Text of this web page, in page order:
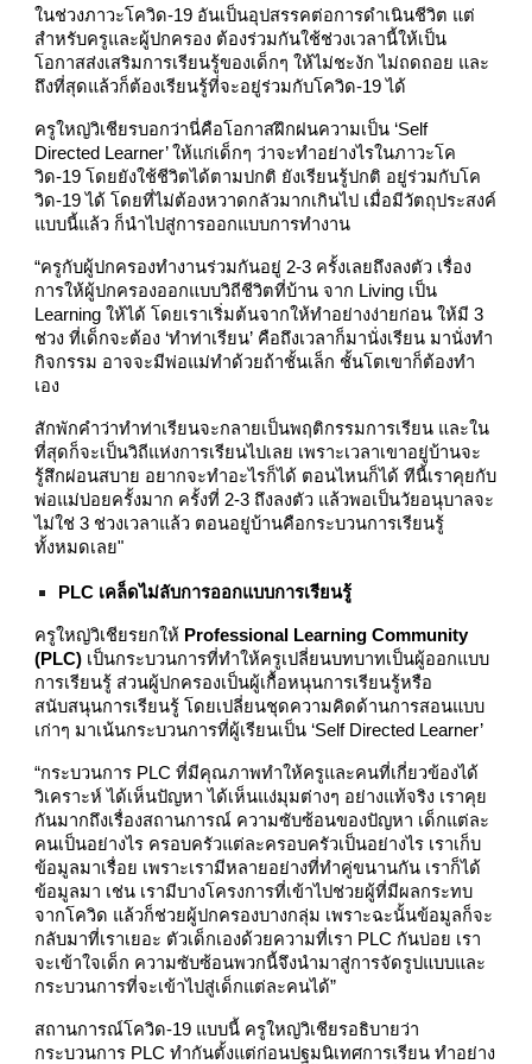
ในช่วงภาวะโควิด-19 อันเป็นอุปสรรคต่อการดำเนินชีวิต แต่
สำหรับครูและผู้ปกครอง ต้องร่วมกันใช้ช่วงเวลานี้ให้เป็น
โอกาสส่งเสริมการเรียนรู้ของเด็กๆ ให้ไม่ชะงัก ไม่ถดถอย และ
ถึงที่สุดแล้วก็ต้องเรียนรู้ที่จะอยู่ร่วมกับโควิด-19 ได้
ครูใหญ่วิเชียรบอกว่านี่คือโอกาสฝึกฝนความเป็น ‘Self
Directed Learner’ ให้แก่เด็กๆ ว่าจะทำอย่างไรในภาวะโค
วิด-19 โดยยังใช้ชีวิตได้ตามปกติ ยังเรียนรู้ปกติ อยู่ร่วมกับโค
วิด-19 ได้ โดยที่ไม่ต้องหวาดกลัวมากเกินไป เมื่อมีวัตถุประสงค์
แบบนี้แล้ว ก็นำไปสู่การออกแบบการทำงาน
“ครูกับผู้ปกครองทำงานร่วมกันอยู่ 2-3 ครั้งเลยถึงลงตัว เรื่อง
การให้ผู้ปกครองออกแบบวิถีชีวิตที่บ้าน จาก Living เป็น
Learning ให้ได้ โดยเราเริ่มต้นจากให้ทำอย่างง่ายก่อน ให้มี 3
ช่วง ที่เด็กจะต้อง ‘ทำท่าเรียน’ คือถึงเวลาก็มานั่งเรียน มานั่งทำ
กิจกรรม อาจจะมีพ่อแม่ทำด้วยถ้าชั้นเล็ก ชั้นโตเขาก็ต้องทำ
เอง
สักพักคำว่าทำท่าเรียนจะกลายเป็นพฤติกรรมการเรียน และใน
ที่สุดก็จะเป็นวิถีแห่งการเรียนไปเลย เพราะเวลาเขาอยู่บ้านจะ
รู้สึกผ่อนสบาย อยากจะทำอะไรก็ได้ ตอนไหนก็ได้ ทีนี้เราคุยกับ
พ่อแม่บ่อยครั้งมาก ครั้งที่ 2-3 ถึงลงตัว แล้วพอเป็นวัยอนุบาลจะ
ไม่ใช่ 3 ช่วงเวลาแล้ว ตอนอยู่บ้านคือกระบวนการเรียนรู้
ทั้งหมดเลย"
PLC เคล็ดไม่ลับการออกแบบการเรียนรู้
ครูใหญ่วิเชียรยกให้ Professional Learning Community
(PLC) เป็นกระบวนการที่ทำให้ครูเปลี่ยนบทบาทเป็นผู้ออกแบบ
การเรียนรู้ ส่วนผู้ปกครองเป็นผู้เกื้อหนุนการเรียนรู้หรือ
สนับสนุนการเรียนรู้ โดยเปลี่ยนชุดความคิดด้านการสอนแบบ
เก่าๆ มาเน้นกระบวนการที่ผู้เรียนเป็น ‘Self Directed Learner’
“กระบวนการ PLC ที่มีคุณภาพทำให้ครูและคนที่เกี่ยวข้องได้
วิเคราะห์ ได้เห็นปัญหา ได้เห็นแง่มุมต่างๆ อย่างแท้จริง เราคุย
กันมากถึงเรื่องสถานการณ์ ความซับซ้อนของปัญหา เด็กแต่ละ
คนเป็นอย่างไร ครอบครัวแต่ละครอบครัวเป็นอย่างไร เราเก็บ
ข้อมูลมาเรื่อย เพราะเรามีหลายอย่างที่ทำคู่ขนานกัน เราก็ได้
ข้อมูลมา เช่น เรามีบางโครงการที่เข้าไปช่วยผู้ที่มีผลกระทบ
จากโควิด แล้วก็ช่วยผู้ปกครองบางกลุ่ม เพราะฉะนั้นข้อมูลก็จะ
กลับมาที่เราเยอะ ตัวเด็กเองด้วยความที่เรา PLC กันบ่อย เรา
จะเข้าใจเด็ก ความซับซ้อนพวกนี้จึงนำมาสู่การจัดรูปแบบและ
กระบวนการที่จะเข้าไปสู่เด็กแต่ละคนได้”
สถานการณ์โควิด-19 แบบนี้ ครูใหญ่วิเชียรอธิบายว่า
กระบวนการ PLC ทำกันตั้งแต่ก่อนปฐมนิเทศการเรียน ทำอย่าง